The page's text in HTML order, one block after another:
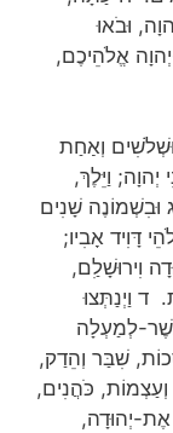
וּבֹאוּ
אֱלֹהֵיכֶם,
וְאַחַת
וַיֵּלֶךְ,
וּבִשְׁמוֹנֶה שָׁנִים
דָּוִיד אָבִיו;
וִירוּשָׁלִַם,
ד וַיְנַתְּצוּ
לְמַעְלָה
שִׁבַּר וְהֵדַק,
כֹּהֲנִים,
יְהוּדָה,